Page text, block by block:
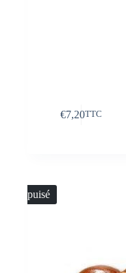
€7,20TTC
Épuisé